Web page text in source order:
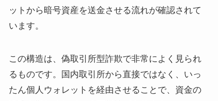
ットから暗号資産を送金させる流れが確認されて
います。
この構造は、偽取引所型詐欺で非常によく見られ
るものです。国内取引所から直接ではなく、いっ
たん個人ウォレットを経由させることで、資金の